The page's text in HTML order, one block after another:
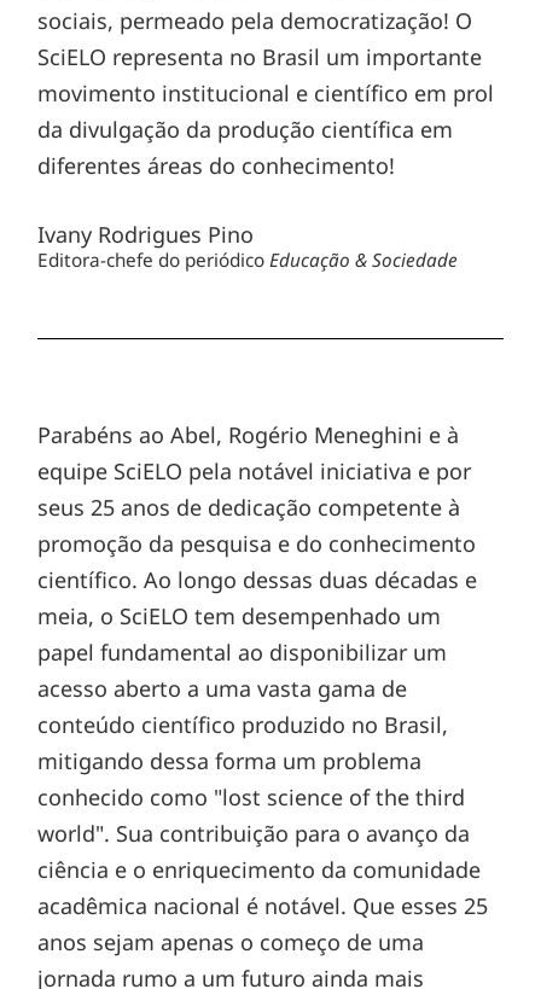
sociais, permeado pela democratização! O
SciELO representa no Brasil um importante
movimento institucional e científico em prol
da divulgação da produção científica em
diferentes áreas do conhecimento!
Ivany Rodrigues Pino
Editora-chefe do periódicoEducação & Sociedade
Parabéns ao Abel, Rogério Meneghini e à
equipe SciELO pela notável iniciativa e por
seus 25 anos de dedicação competente à
promoção da pesquisa e do conhecimento
científico. Ao longo dessas duas décadas e
meia, o SciELO tem desempenhado um
papel fundamental ao disponibilizar um
acesso aberto a uma vasta gama de
conteúdo científico produzido no Brasil,
mitigando dessa forma um problema
conhecido como "lost science of the third
world". Sua contribuição para o avanço da
ciência e o enriquecimento da comunidade
acadêmica nacional é notável. Que esses 25
anos sejam apenas o começo de uma
jornada rumo a um futuro ainda mais